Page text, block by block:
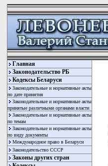
Главная
Законодательство РБ
Кодексы Беларуси
Законодательные и нормативные акты
по дате принятия
Законодательные и нормативные акты
принятые различными органами власти
Законодательные и нормативные акты
по темам
Законодательные и нормативные акты
по виду документы
Международное право в Беларуси
Законодательство СССР
Законы других стран